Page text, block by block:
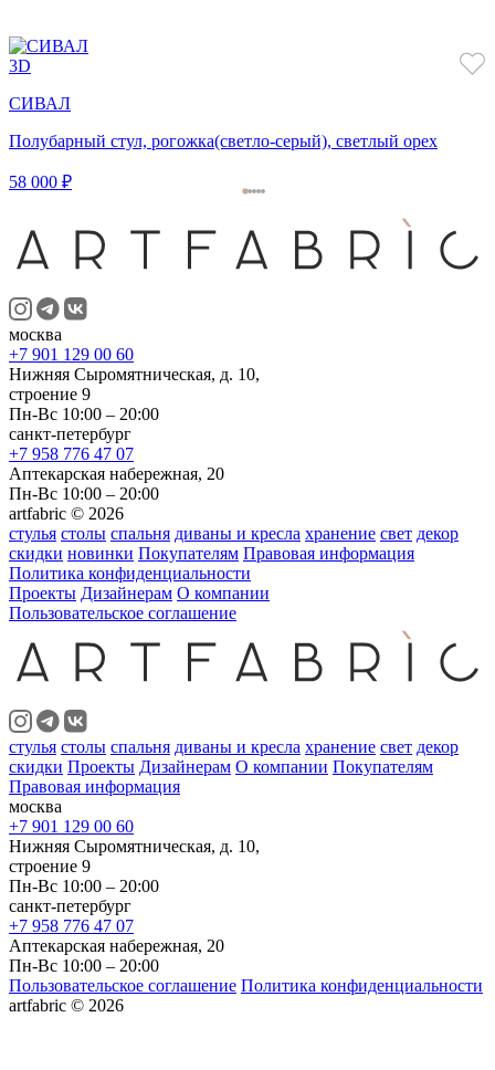
3D
СИВАЛ
Полубарный стул, рогожка(светло-серый), светлый орех
58 000 ₽
москва
+7 901 129 00 60
Нижняя Сыромятническая, д. 10,
строение 9
Пн-Вс 10:00 – 20:00
санкт-петербург
+7 958 776 47 07
Аптекарская набережная, 20
Пн-Вс 10:00 – 20:00
artfabric © 2026
стулья столы спальня диваны и кресла хранение свет декор
скидки новинки Покупателям Правовая информация
Политика конфиденциальности
Проекты Дизайнерам О компании
Пользовательское соглашение
стулья столы спальня диваны и кресла хранение свет декор
скидки Проекты Дизайнерам О компании Покупателям
Правовая информация
москва
+7 901 129 00 60
Нижняя Сыромятническая, д. 10,
строение 9
Пн-Вс 10:00 – 20:00
санкт-петербург
+7 958 776 47 07
Аптекарская набережная, 20
Пн-Вс 10:00 – 20:00
Пользовательское соглашение Политика конфиденциальности
artfabric © 2026